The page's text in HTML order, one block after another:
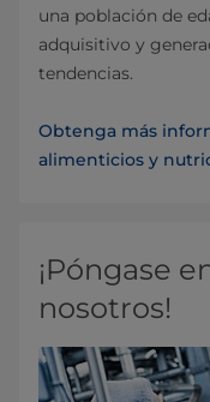
una población de
adquisitivo y
tendencias.
Obtenga más
alimenticios y
¡Póngase
nosotros!